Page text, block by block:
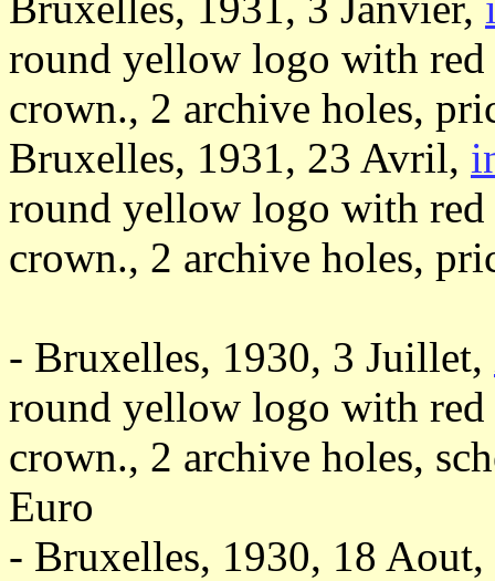
round yellow logo with red
crown., 2 archive holes,
Bruxelles, 1931, 23 Avril,
round yellow logo with red
crown., 2 archive holes,
- Bruxelles, 1930, 3 Juillet,
round yellow logo with red
crown., 2 archive holes,
Euro
- Bruxelles, 1930, 18 Aout,